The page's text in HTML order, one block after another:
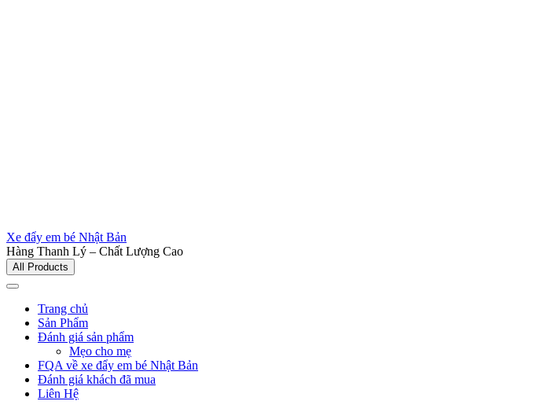
Xe đẩy em bé Nhật Bản
Hàng Thanh Lý – Chất Lượng Cao
All Products
Trang chủ
Sản Phẩm
Đánh giá sản phẩm
Mẹo cho mẹ
FQA về xe đẩy em bé Nhật Bản
Đánh giá khách đã mua
Liên Hệ